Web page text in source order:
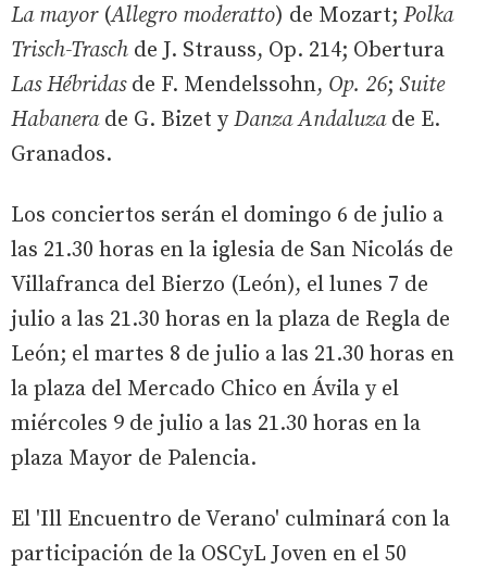
La mayor(Allegro moderatto) de Mozart; Polka
Trisch-Trasch de J. Strauss, Op. 214; Obertura
Las Hébridasde F. Mendelssohn, Op. 26; Suite
Habanerade G. Bizet yDanza Andaluzade E.
Granados.
Los conciertos serán el domingo 6 de julio a
las 21.30 horas en la iglesia de San Nicolás de
Villafranca del Bierzo (León), el lunes 7 de
julio a las 21.30 horas en la plaza de Regla de
León; el martes 8 de julio a las 21.30 horas en
la plaza del Mercado Chico en Ávila y el
miércoles 9 de julio a las 21.30 horas en la
plaza Mayor de Palencia.
El 'Ill Encuentro de Verano' culminará con la
participación de la OSCyL Joven en el 50